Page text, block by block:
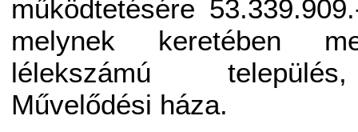
működtetésére
melynek keretében
lélekszámú
Művelődési háza.